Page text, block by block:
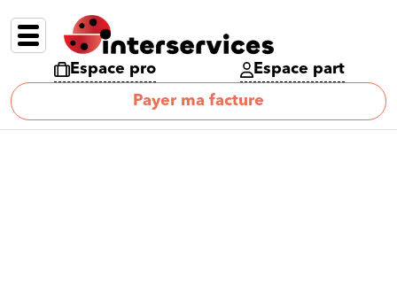
Espace pro
Espace part
Payer ma facture